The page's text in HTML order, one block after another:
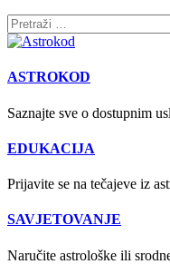
Pretraži:
ASTROKOD
Saznajte sve o dostupnim
EDUKACIJA
Prijavite se na tečajeve iz
SAVJETOVANJE
Naručite astrološke ili